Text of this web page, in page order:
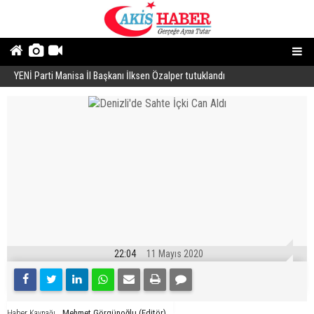
YENİ Parti Manisa İl Başkanı İlksen Özalper tutuklandı
22:04 11 Mayıs 2020